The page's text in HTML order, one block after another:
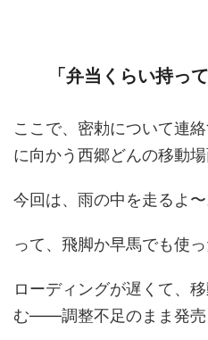
「弁当くらい持っ
ここで、密勅について連
に向かう西郷どんの移動場
今回は、雨の中を走るよ〜
って、飛脚か早馬でも使
ローディングが遅くて、
む――調整不足のまま発売